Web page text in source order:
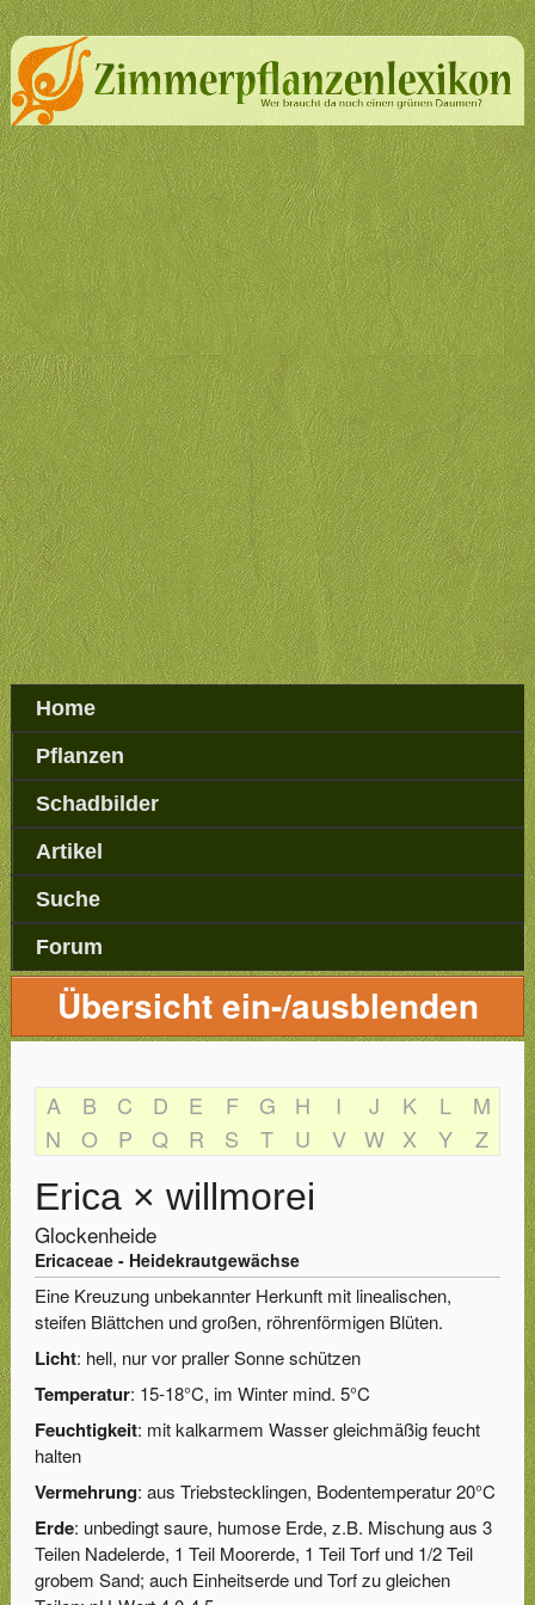
Home
Pflanzen
Schadbilder
Artikel
Suche
Forum
Übersicht ein-/ausblenden
A B C D E F G H I J K L
M
N
O P Q R S T U V W X Y Z
Erica × willmorei
Glockenheide
Ericaceae - Heidekrautgewächse
Eine Kreuzung unbekannter Herkunft mit linealischen,
steifen Blättchen und großen, röhrenförmigen Blüten.
Licht: hell, nur vor praller Sonne schützen
Temperatur: 15-18°C, im Winter mind. 5°C
Feuchtigkeit: mit kalkarmem Wasser gleichmäßig feucht
halten
Vermehrung: aus Triebstecklingen, Bodentemperatur 20°C
Erde: unbedingt saure, humose Erde, z.B. Mischung aus 3
Teilen Nadelerde, 1 Teil Moorerde, 1 Teil Torf und 1/2 Teil
grobem Sand; auch Einheitserde und Torf zu gleichen